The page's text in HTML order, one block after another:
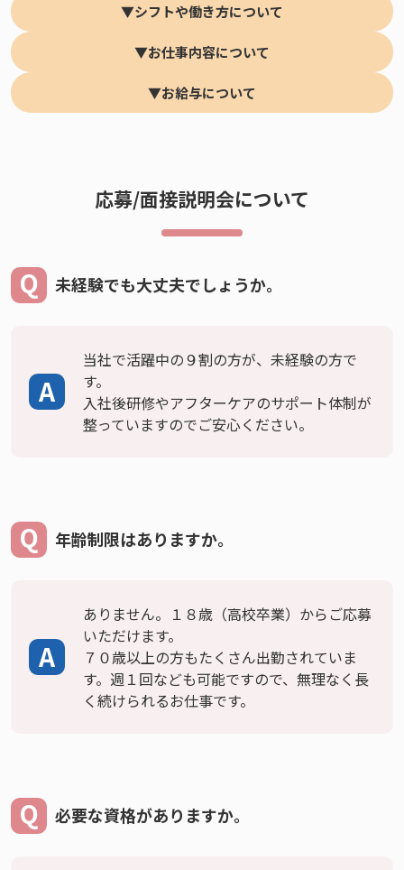
▼シフトや働き方について
▼お仕事内容について
▼お給与について
応募/面接説明会について
未経験でも大丈夫でしょうか。
当社で活躍中の９割の方が、未経験の方で
す。
入社後研修やアフターケアのサポート体制が
整っていますのでご安心ください。
年齢制限はありますか。
ありません。１８歳（高校卒業）からご応募
いただけます。
７０歳以上の方もたくさん出勤されていま
す。週１回なども可能ですので、無理なく長
く続けられるお仕事です。
必要な資格がありますか。